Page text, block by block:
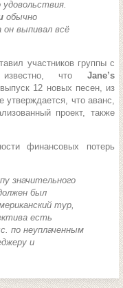
удовольствия.
обычно
он выпивал всё
участников группы с
что Jane’s
12 новых песен, из
утверждается, что аванс,
проект, также
финансовых потерь
значительного
был
тур,
есть
по неуплаченным
и